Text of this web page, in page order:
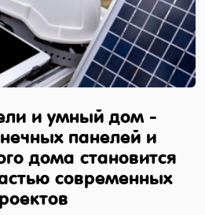
и умный дом -
панелей и
дома становится
современных